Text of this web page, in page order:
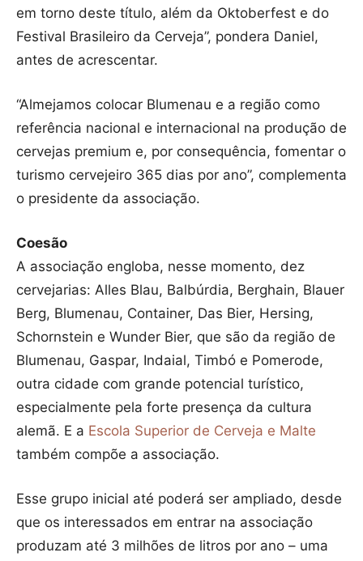
em torno deste título, além da Oktoberfest e do
Festival Brasileiro da Cerveja”, pondera Daniel,
antes de acrescentar.
“Almejamos colocar Blumenau e a região como
referência nacional e internacional na produção de
cervejas premium e, por consequência, fomentar o
turismo cervejeiro 365 dias por ano”, complementa
o presidente da associação.
Coesão
A associação engloba, nesse momento, dez
cervejarias: Alles Blau, Balbúrdia, Berghain, Blauer
Berg, Blumenau, Container, Das Bier, Hersing,
Schornstein e Wunder Bier, que são da região de
Blumenau, Gaspar, Indaial, Timbó e Pomerode,
outra cidade com grande potencial turístico,
especialmente pela forte presença da cultura
alemã. E a Escola Superior de Cerveja e Malte
também compõe a associação.
Esse grupo inicial até poderá ser ampliado, desde
que os interessados em entrar na associação
produzam até 3 milhões de litros por ano – uma